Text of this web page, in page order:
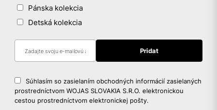
Pánska kolekcia
Detská kolekcia
Súhlasím so zasielaním obchodných informácií zasielaných
prostredníctvom WOJAS SLOVAKIA S.R.O. elektronickou
cestou prostredníctvom elektronickej pošty.